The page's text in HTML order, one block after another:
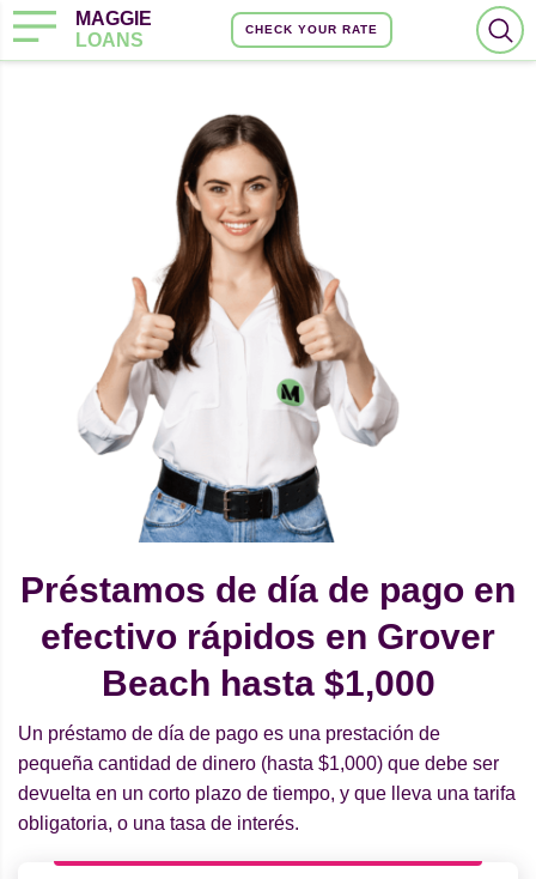
MAGGIE
LOANS
CHECK YOUR RATE
Préstamos de día de pago en
efectivo rápidos en Grover
Beach hasta $1,000
Un préstamo de día de pago es una prestación de
pequeña cantidad de dinero (hasta $1,000) que debe ser
devuelta en un corto plazo de tiempo, y que lleva una tarifa
obligatoria, o una tasa de interés.